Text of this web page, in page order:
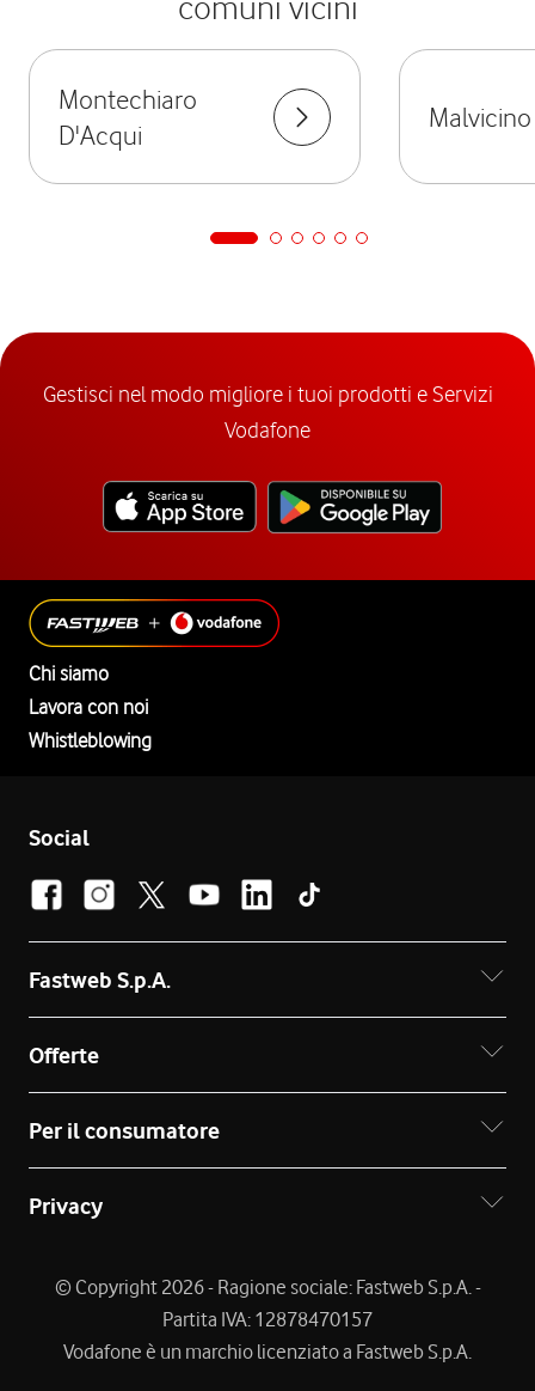
Montechiaro
D'Acqui
Malvicino
Gestisci nel modo migliore i tuoi prodotti e Servizi
Vodafone
Chi siamo
Lavora con noi
Whistleblowing
Social
Fastweb S.p.A.
Offerte
Per il consumatore
Privacy
© Copyright 2026 - Ragione sociale: Fastweb S.p.A. -
Partita IVA: 12878470157
Vodafone è un marchio licenziato a Fastweb S.p.A.